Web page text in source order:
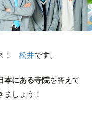
！ 松井です。
本にある寺院を答えて
しょう！